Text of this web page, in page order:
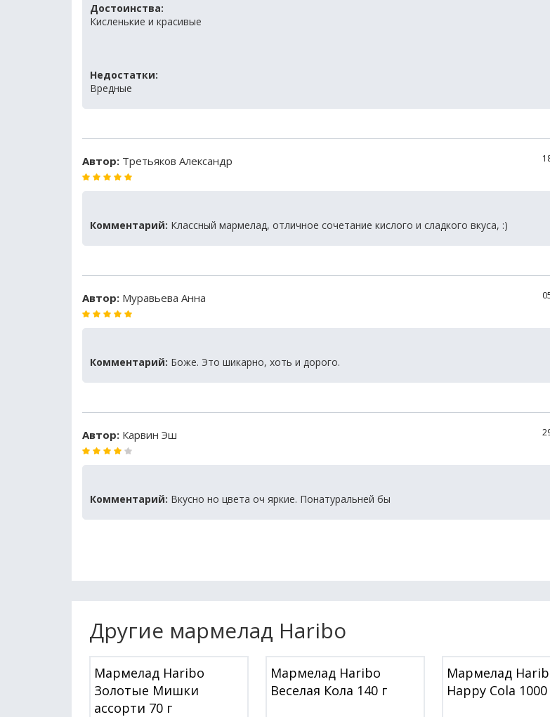
Достоинства:
Кисленькие и красивые
Недостатки:
Вредные
Автор: Третьяков Александр
Комментарий: Классный мармелад, отличное сочетание кислого и сладкого вкуса, :)
Автор: Муравьева Анна
Комментарий: Боже. Это шикарно, хоть и дорого.
Автор: Карвин Эш
Комментарий: Вкусно но цвета оч яркие. Понатуральней бы
Другие мармелад Haribo
Мармелад Haribo
Золотые Мишки
ассорти 70 г
Мармелад Haribo
Веселая Кола 140 г
Мармелад
Happy Cola 1000